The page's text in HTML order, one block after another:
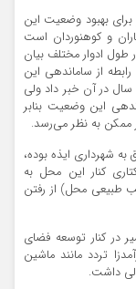
برای بهبود وضعیت این
و کوهنوردان است
طول ادوار مختلف بیان
از ساماندهی این
در آن خبر داد ولی
این وضعیت بنابر
ممکن به نظر می‌رسد.
به شهرداری ایذه بوده،
کنار این محل به
طبیعی محل) از رفتن
در کنار توسعه فضای
تردد مانند ماشین
داشت.